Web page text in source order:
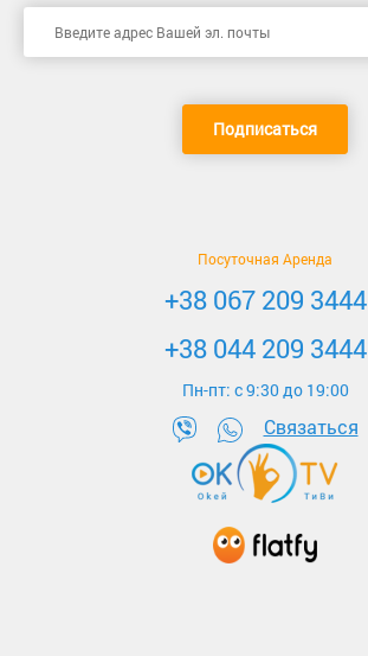
Подписаться
Посуточная Аренда
+38 067 209 3444
+38 044 209 3444
Пн-пт: c 9:30 до 19:00
Связаться